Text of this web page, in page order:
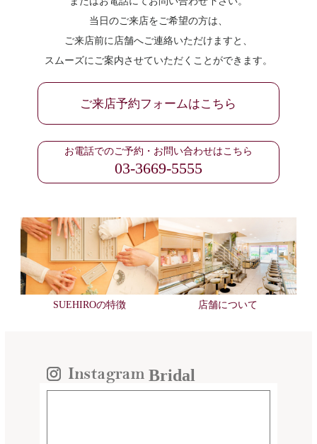
当日のご来店をご希望の方は、
ご来店前に店舗へご連絡いただけますと、
スムーズにご案内させていただくことができます。
ご来店予約フォームはこちら
お電話でのご予約・お問い合わせはこちら
03-3669-5555
SUEHIROの特徴 店舗について
Bridal